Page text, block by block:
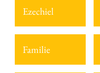
Ezechiel
Familie